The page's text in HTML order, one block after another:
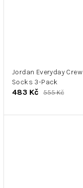
Jordan Everyday Crew
Socks 3-Pack
483 Kč 555 Kč